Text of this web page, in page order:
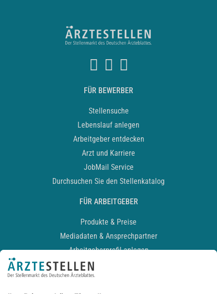
FÜR BEWERBER
Stellensuche
Lebenslauf anlegen
Arbeitgeber entdecken
Arzt und Karriere
JobMail Service
Durchsuchen Sie den Stellenkatalog
FÜR ARBEITGEBER
Produkte & Preise
Mediadaten & Ansprechpartner
Arbeitgeberprofil anlegen
Recruiting-Podcast